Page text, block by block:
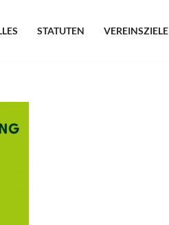
STATUTEN VEREINSZIELE